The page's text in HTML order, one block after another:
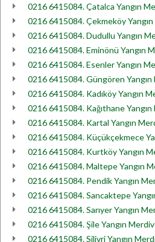
0216 6415084. Çatalca Yangın
0216 6415084. Çekmeköy
0216 6415084. Dudullu Yangın
0216 6415084. Eminönü Yangın
0216 6415084. Esenler Yangın
0216 6415084. Güngören
0216 6415084. Kadıköy Yangın
0216 6415084. Kağıthane
0216 6415084. Kartal Yangın
0216 6415084. Küçükçekmece
0216 6415084. Kurtköy Yangın
0216 6415084. Maltepe Yangın
0216 6415084. Pendik Yangın
0216 6415084. Sancaktepe
0216 6415084. Sarıyer Yangın
0216 6415084. Şile Yangın
0216 6415084. Silivri Yangın